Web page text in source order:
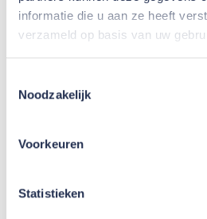
informatie die u aan ze heeft
verzameld op basis van uw
Noodzakelijk
Voorkeuren
Statistieken